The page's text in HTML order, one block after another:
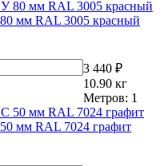
мм RAL 3005 красный
3 440 ₽
10.90 кг
Метров: 1
мм RAL 7024 графит